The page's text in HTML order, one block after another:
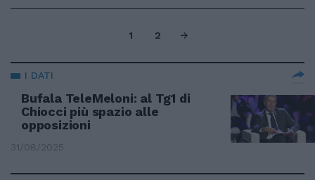
1 2
I DATI
Bufala TeleMeloni: al Tg1 di
Chiocci più spazio alle
opposizioni
31/08/2025